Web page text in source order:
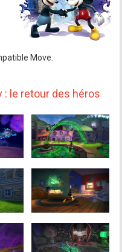
Move.
: le retour des héros